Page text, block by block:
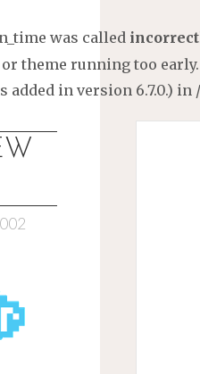
was called
theme running too
in version 6.7.0.) in